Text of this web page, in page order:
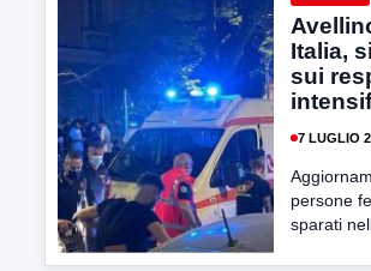
Italia,
sui
7 LUGLIO
persone
sparati